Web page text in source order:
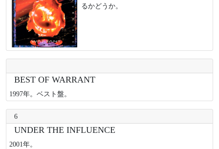
るかどうか。
BEST OF WARRANT
1997年。ベスト盤。
6
UNDER THE INFLUENCE
2001年。